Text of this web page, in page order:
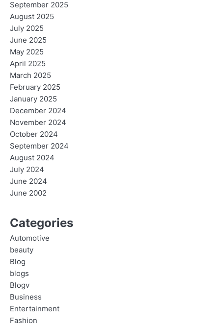
September 2025
August 2025
July 2025
June 2025
May 2025
April 2025
March 2025
February 2025
January 2025
December 2024
November 2024
October 2024
September 2024
August 2024
July 2024
June 2024
June 2002
Categories
Automotive
beauty
Blog
blogs
Blogv
Business
Entertainment
Fashion